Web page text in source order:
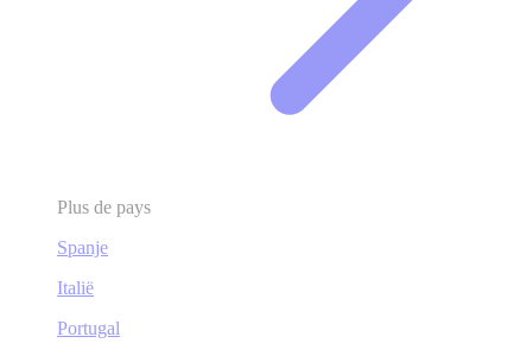
Plus de pays
Spanje
Italië
Portugal